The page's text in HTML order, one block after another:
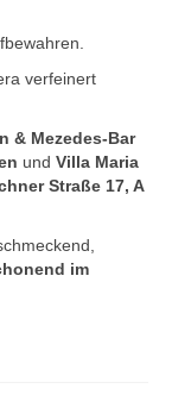
verfeinert
& Mezedes-Bar
und Villa Maria
Straße 17, A
im